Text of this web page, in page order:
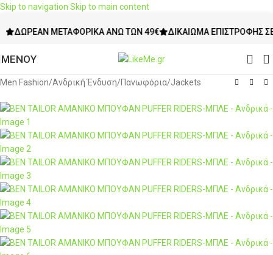
Skip to navigation Skip to main content
ΜΕΤΑΦΟΡΙΚΆ ΆΝΩ ΤΩΝ 49€ ΔΙΚΑΊΩΜΑ ΕΠΙΣΤΡΟΦΉΣ ΣΕ ΌΛΑ
ΜΕΝΟΥ
Men Fashion/Ανδρική Ένδυση/Πανωφόρια/Jackets
-60%